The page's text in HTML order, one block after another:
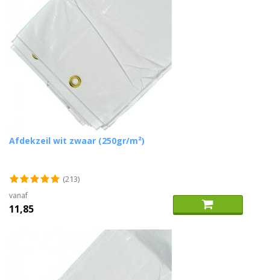
Afdekzeil wit zwaar (250gr/m²)
(213)
vanaf
11,85